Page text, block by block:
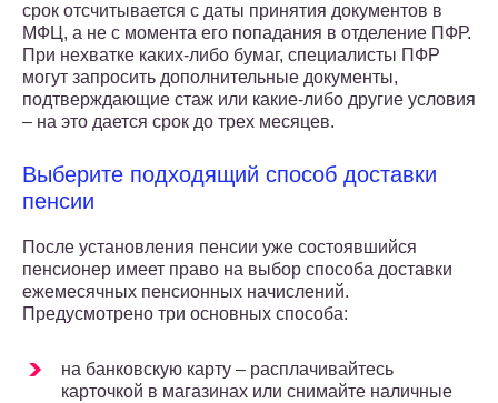
срок отсчитывается с даты принятия документов в
МФЦ, а не с момента его попадания в отделение ПФР.
При нехватке каких-либо бумаг, специалисты ПФР
могут запросить дополнительные документы,
подтверждающие стаж или какие-либо другие условия
– на это дается срок до трех месяцев.
Выберите подходящий способ доставки
пенсии
После установления пенсии уже состоявшийся
пенсионер имеет право на выбор способа доставки
ежемесячных пенсионных начислений.
Предусмотрено три основных способа:
на банковскую карту – расплачивайтесь
карточкой в магазинах или снимайте наличные